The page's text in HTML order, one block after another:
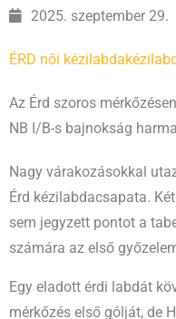
2025. szeptember 29.
ÉRD női kézilabda
Az Érd szoros
NB I/B-s bajnokság
Nagy várakozásokkal
Érd kézilabdacsapata.
sem jegyzett pontot a
számára az első
Egy eladott érdi labdát
mérkőzés első gólját, de